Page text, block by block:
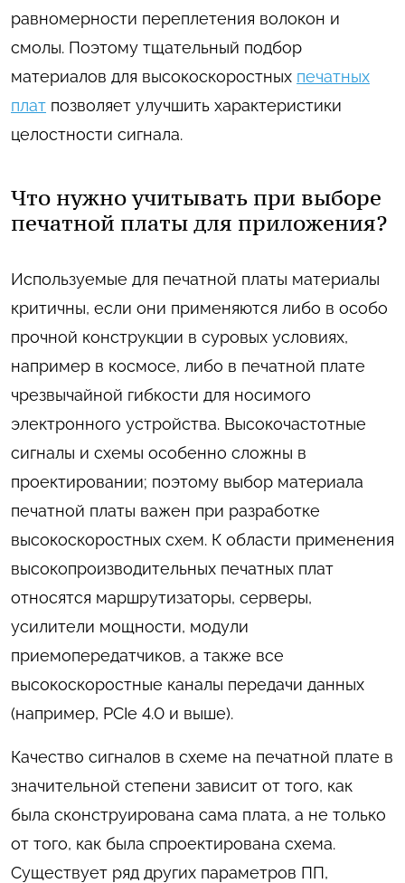
равномерности переплетения волокон и
смолы. Поэтому тщательный подбор
материалов для высокоскоростных печатных
плат позволяет улучшить характеристики
целостности сигнала.
Что нужно учитывать при выборе
печатной платы для приложения?
Используемые для печатной платы материалы
критичны, если они применяются либо в особо
прочной конструкции в суровых условиях,
например в космосе, либо в печатной плате
чрезвычайной гибкости для носимого
электронного устройства. Высокочастотные
сигналы и схемы особенно сложны в
проектировании; поэтому выбор материала
печатной платы важен при разработке
высокоскоростных схем. К области применения
высокопроизводительных печатных плат
относятся маршрутизаторы, серверы,
усилители мощности, модули
приемопередатчиков, а также все
высокоскоростные каналы передачи данных
(например, PCIe 4.0 и выше).
Качество сигналов в схеме на печатной плате в
значительной степени зависит от того, как
была сконструирована сама плата, а не только
от того, как была спроектирована схема.
Существует ряд других параметров ПП,